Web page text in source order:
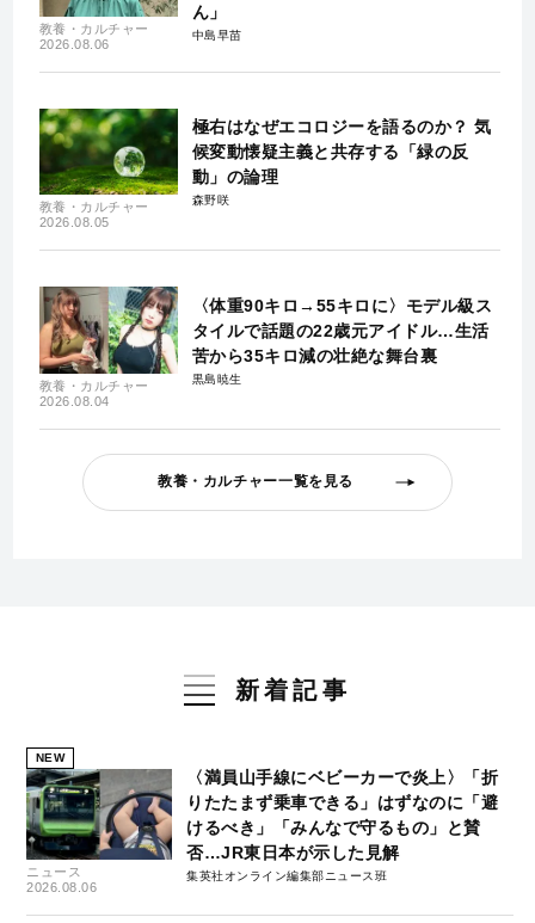
教養・カルチャー
2026.08.06
ん」
中島早苗
教養・カルチャー
2026.08.05
極右はなぜエコロジーを語るのか？ 気
候変動懐疑主義と共存する「緑の反
動」の論理
森野咲
教養・カルチャー
2026.08.04
〈体重90キロ→55キロに〉モデル級ス
タイルで話題の22歳元アイドル…生活
苦から35キロ減の壮絶な舞台裏
黒島暁生
教養・カルチャー一覧を見る
新着記事
NEW
ニュース
2026.08.06
〈満員山手線にベビーカーで炎上〉「折
りたたまず乗車できる」はずなのに「避
けるべき」「みんなで守るもの」と賛
否…JR東日本が示した見解
集英社オンライン編集部ニュース班